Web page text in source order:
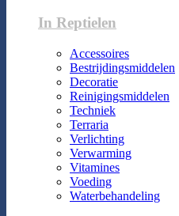
In Reptielen
Accessoires
Bestrijdingsmiddelen
Decoratie
Reinigingsmiddelen
Techniek
Terraria
Verlichting
Verwarming
Vitamines
Voeding
Waterbehandeling